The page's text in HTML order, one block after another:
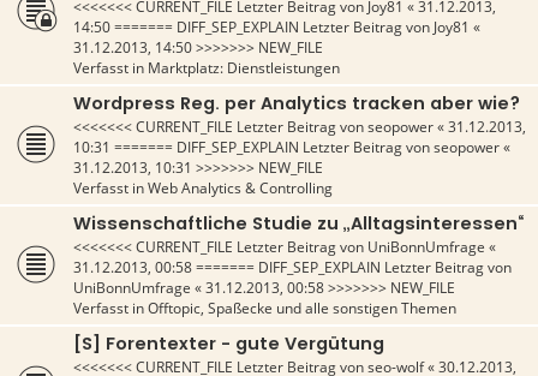
<<<<<<< CURRENT_FILE Letzter Beitrag von Joy81 «31.12.2013,
14:50======= DIFF_SEP_EXPLAIN Letzter Beitrag von Joy81 «
31.12.2013, 14:50>>>>>>> NEW_FILE
Verfasst in Marktplatz: Dienstleistungen
Wordpress Reg. per Analytics tracken aber wie?
<<<<<<< CURRENT_FILE Letzter Beitrag vonseopower«31.12.2013,
10:31 ======= DIFF_SEP_EXPLAIN Letzter Beitrag vonseopower«
31.12.2013, 10:31 >>>>>>> NEW_FILE
Verfasst inWeb Analytics & Controlling
Wissenschaftliche Studie zu „Alltagsinteressen“
<<<<<<< CURRENT_FILE Letzter Beitrag von UniBonnUmfrage «
31.12.2013, 00:58======= DIFF_SEP_EXPLAIN Letzter Beitrag von
UniBonnUmfrage «31.12.2013, 00:58>>>>>>> NEW_FILE
Verfasst inOfftopic, Spaßecke und alle sonstigen Themen
[S] Forentexter - gute Vergütung
<<<<<<< CURRENT_FILE Letzter Beitrag vonseo-wolf«30.12.2013,